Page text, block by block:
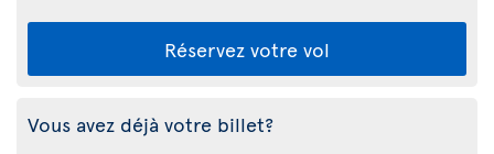
Réservez votre vol
Vous avez déjà votre billet?